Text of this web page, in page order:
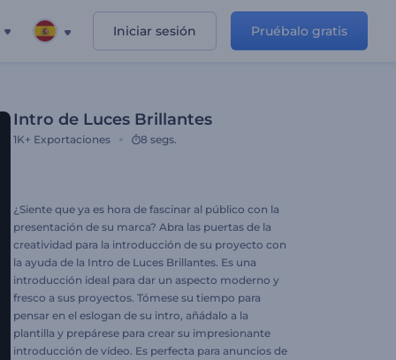
Iniciar sesión Pruébalo gratis
Intro de Luces Brillantes
1K+ Exportaciones 8 segs.
¿Siente que ya es hora de fascinar al público con la
presentación de su marca? Abra las puertas de la
creatividad para la introducción de su proyecto con
la ayuda de la Intro de Luces Brillantes. Es una
introducción ideal para dar un aspecto moderno y
fresco a sus proyectos. Tómese su tiempo para
pensar en el eslogan de su intro, añádalo a la
plantilla y prepárese para crear su impresionante
introducción de vídeo. Es perfecta para anuncios de